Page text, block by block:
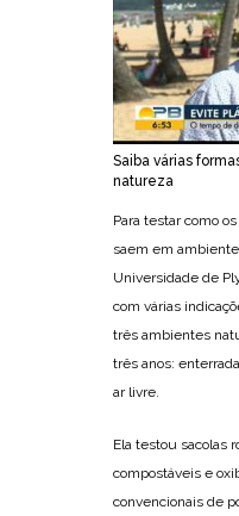
Saiba várias
natureza
Para testar como
saem em
Universidade de
com várias
três ambientes
três anos:
ar livre.
Ela testou sacolas
compostáveis e
convencionais de